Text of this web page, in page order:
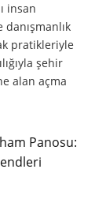
insan
pratikleriyle
şehir
alan açma
Panosu: